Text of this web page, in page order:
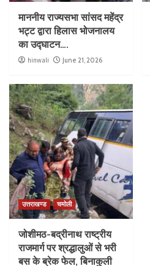
माननीय राज्यसभा सांसद महेंद्र
भट्ट द्वारा हिलास भोजनालय
का उद्घाटन….
hinwali June 21, 2026
उत्तराखण्ड चमोली
जोशीमठ-बद्रीनाथ राष्ट्रीय
राजमार्ग पर श्रद्धालुओं से भरी
बस के ब्रेक फेल, बिनाकुली